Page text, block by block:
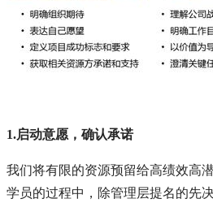
1.启动意愿，确认承诺
我们将有限的资源预留给高绩效高
学员的过程中，除管理层提名的先